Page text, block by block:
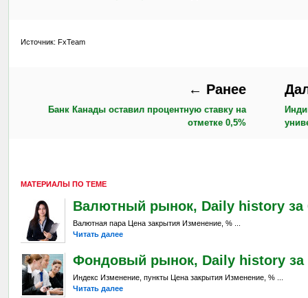
Источник: FxTeam
← Ранее
Банк Канады оставил процентную ставку на
отметке 0,5%
МАТЕРИАЛЫ ПО ТЕМЕ
Валютный рынок, Daily history за
Валютная пара Цена закрытия Изменение, % ...
Читать далее
Фондовый рынок, Daily history за
Индекс Изменение, пункты Цена закрытия Изменение, % ...
Читать далее